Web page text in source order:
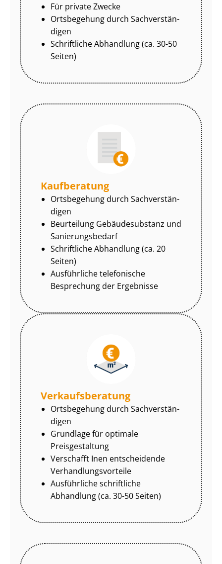
Für private Zwecke
Ortsbegehung durch Sach­ver­stän­
di­gen
Schriftliche Abhandlung (ca. 30-50
Seiten)
Kaufberatung
Ortsbegehung durch Sach­ver­stän­
di­gen
Beurteilung Gebäudesubstanz und
Sa­nie­rungs­be­darf
Schriftliche Abhandlung (ca. 20
Seiten)
Ausführliche telefonische
Besprechung der Ergebnisse
Ver­kaufs­be­ra­tung
Ortsbegehung durch Sach­ver­stän­
di­gen
Grundlage für optimale
Preisgestaltung
Verschafft Inen entscheidende
Ver­hand­lungs­vor­tei­le
Ausführliche schriftliche
Abhandlung (ca. 30-50 Seiten)